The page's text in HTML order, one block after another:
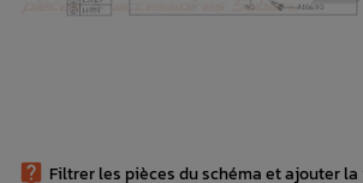
 Filtrer les pièces du schéma et ajouter